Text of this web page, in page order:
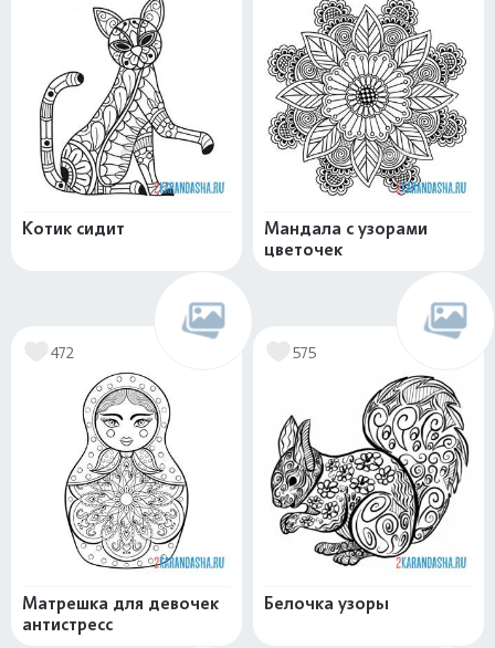
Котик сидит
Мандала с узорами
цветочек
472
Матрешка для девочек
антистресс
575
Белочка узоры